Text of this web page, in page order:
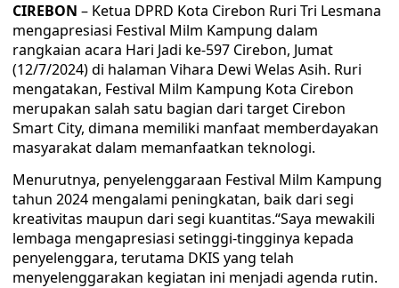
CIREBON – Ketua DPRD Kota Cirebon Ruri Tri Lesmana
mengapresiasi Festival Milm Kampung dalam
rangkaian acara Hari Jadi ke-597 Cirebon, Jumat
(12/7/2024) di halaman Vihara Dewi Welas Asih. Ruri
mengatakan, Festival Milm Kampung Kota Cirebon
merupakan salah satu bagian dari target Cirebon
Smart City, dimana memiliki manfaat memberdayakan
masyarakat dalam memanfaatkan teknologi.
Menurutnya, penyelenggaraan Festival Milm Kampung
tahun 2024 mengalami peningkatan, baik dari segi
kreativitas maupun dari segi kuantitas.“Saya mewakili
lembaga mengapresiasi setinggi-tingginya kepada
penyelenggara, terutama DKIS yang telah
menyelenggarakan kegiatan ini menjadi agenda rutin.